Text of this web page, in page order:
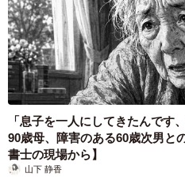
ど、地域ごとに特色がある。
いた以上に多彩。しかも、柳
論』のように同系統の飾り方
けでもないところが面白い」
余談だが、お盆の季節、岩手
水を掛けるという風習もある
齋藤さんによると、昆布に着
「息子を一人にしてきたんで
90歳母、障害のある60歳次男
書士の現場から】
山下 静香